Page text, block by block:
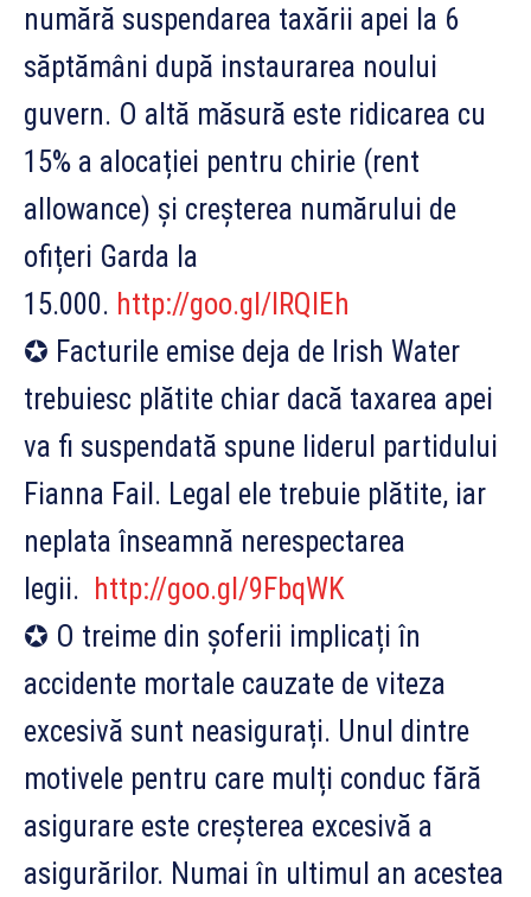
numără suspendarea taxării apei la 6
săptămâni după instaurarea noului
guvern. O altă măsură este ridicarea cu
15% a alocației pentru chirie (rent
allowance) și creșterea numărului de
ofițeri Garda la
15.000. http://goo.gl/lRQlEh
✪ Facturile emise deja de Irish Water
trebuiesc plătite chiar dacă taxarea apei
va fi suspendată spune liderul partidului
Fianna Fail. Legal ele trebuie plătite, iar
neplata înseamnă nerespectarea
legii. http://goo.gl/9FbqWK
✪ O treime din șoferii implicați în
accidente mortale cauzate de viteza
excesivă sunt neasigurați. Unul dintre
motivele pentru care mulți conduc fără
asigurare este creșterea excesivă a
asigurărilor. Numai în ultimul an acestea